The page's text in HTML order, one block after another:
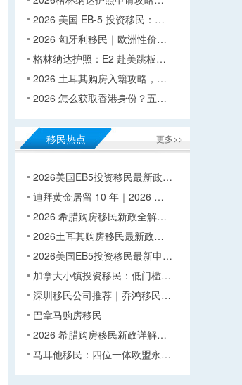
2026 美国 EB-5 投资移民：…
2026 匈牙利移民｜欧洲性价…
格林纳达护照：E2 赴美跳板…
2026 土耳其购房入籍攻略，…
2026 怎么获取香港身份？五…
更多>>
移民热点
2026美国EB5投资移民最新政…
迪拜黄金居留 10 年｜2026 …
2026 希腊购房移民新政全解…
2026土耳其购房移民最新政…
2026美国EB5投资移民最新申…
加拿大小镇投资移民：低门槛…
深圳移民公司推荐｜乔鸿移民…
巴拿马购房移民
2026 希腊购房移民新政详解…
马耳他移民：四位一体欧盟永…